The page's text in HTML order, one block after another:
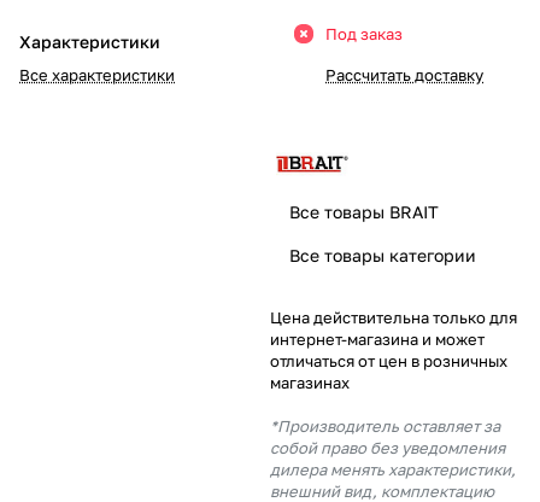
Характеристики
Все характеристики
Под заказ
Рассчитать доставку
Все товары BRAIT
Все товары категории
Цена действительна только для
интернет-магазина и может
отличаться от цен в розничных
магазинах
*Производитель оставляет за
собой право без уведомления
дилера менять характеристики,
внешний вид, комплектацию
в корзину
% картой любого банка
% будут
с вашей карты